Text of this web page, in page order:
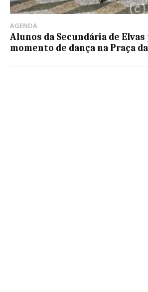
AGENDA
Alunos da Secundária de
momento de dança na Praça